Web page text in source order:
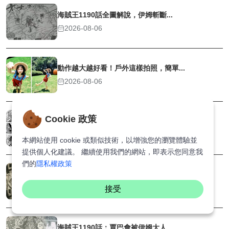
海賊王1190話全圖解說，伊姆斬斷...
2026-08-06
動作越大越好看！戶外這樣拍照，簡單...
2026-08-06
海賊王1190話：賈巴戰敗，路飛重...
2026-08-06
Cookie 政策
本網站使用 cookie 或類似技術，以增強您的瀏覽體驗並
提供個人化建議。 繼續使用我們的網站，即表示您同意我
們的隱私權政策
接受